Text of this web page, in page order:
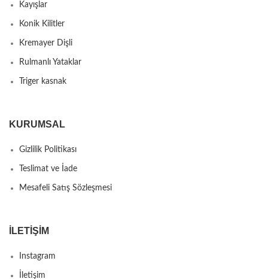
Kayışlar
Konik Kilitler
Kremayer Dişli
Rulmanlı Yataklar
Triger kasnak
KURUMSAL
Gizlilik Politikası
Teslimat ve İade
Mesafeli Satış Sözleşmesi
İLETIŞIM
Instagram
İletişim